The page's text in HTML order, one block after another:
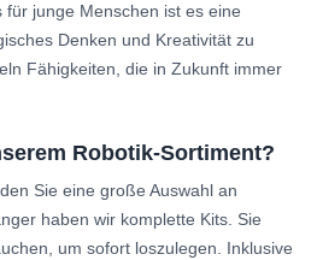
für junge Menschen ist es eine
Denken und Kreativität zu
Fähigkeiten, die in Zukunft immer
Robotik-Sortiment?
Sie eine große Auswahl an
haben wir komplette Kits. Sie
um sofort loszulegen. Inklusive